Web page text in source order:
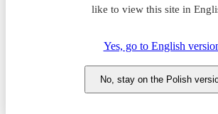
like to view this site in
Yes, go to English
No, stay on the Polish